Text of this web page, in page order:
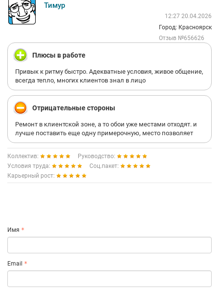
Тимур
12:27 20.04.2026
Город: Красноярск
Отзыв №656626
Плюсы в работе
Привык к ритму быстро. Адекватные условия, живое общение,
всегда тепло, многих клиентов знал в лицо
Отрицательные стороны
Ремонт в клиентской зоне, а то обои уже местами отходят. и
лучше поставить еще одну примерочную, место позволяет
Коллектив:
Руководство:
Условия труда:
Соц.пакет:
Карьерный рост:
Имя
Email